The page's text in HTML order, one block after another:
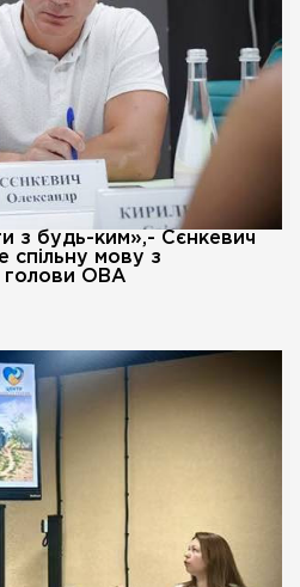
з будь-ким»,- Сєнкевич
спільну мову з
голови ОВА